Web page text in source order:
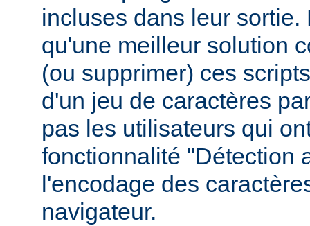
incluses dans leur sortie.
qu'une meilleur solution
(ou supprimer) ces
d'un jeu de caractères
pas les utilisateurs qui
fonctionnalité "Détection
l'encodage des
navigateur.